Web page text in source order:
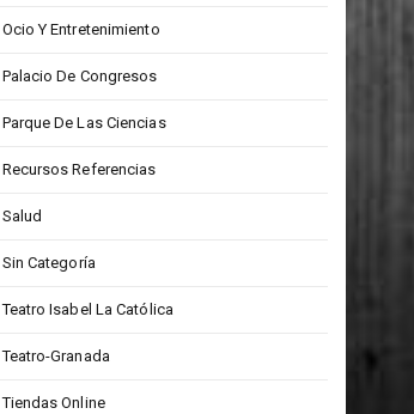
Ocio Y Entretenimiento
Palacio De Congresos
Parque De Las Ciencias
Recursos Referencias
Salud
Sin Categoría
Teatro Isabel La Católica
Teatro-Granada
Tiendas Online